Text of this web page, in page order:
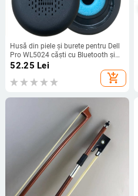
Husă din piele și burete pentru Dell
Pro WL5024 căști cu Bluetooth și
anulare a zgomotului
52.25 Lei
add_shopping_cart